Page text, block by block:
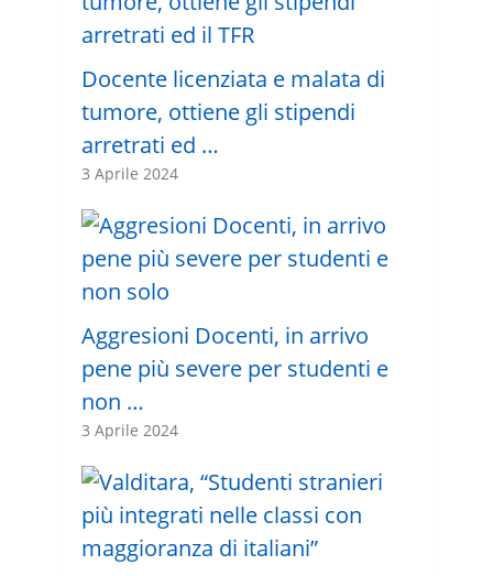
Docente licenziata e malata di
tumore, ottiene gli stipendi
arretrati ed …
3 Aprile 2024
Aggresioni Docenti, in arrivo
pene più severe per studenti e
non …
3 Aprile 2024